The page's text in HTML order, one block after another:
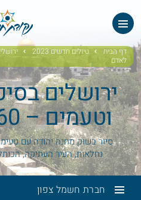
דף הבית טיולים חדשים 2023
לאדם
ירושלים
וטעמים – 260 ₪ לאדם
סיור בשוק מחנה יהודה עם
נחלאות, העיר העתיקה,
חברת חשמל צפון
EN
ES